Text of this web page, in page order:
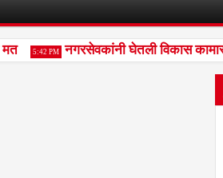
5:42 PM नगरसेवकांनी घेतली विकास